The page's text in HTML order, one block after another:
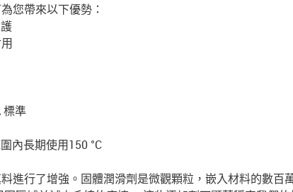
您帶來以下優勢：
標準
內長期使用150 °C
進行了增強。固體潤滑劑是微觀顆粒，嵌入材料的數百